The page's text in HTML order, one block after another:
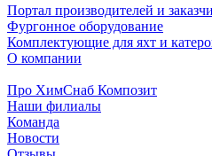
Портал производителей и
Фургонное оборудование
Комплектующие для яхт и
О компании
Про ХимСнаб Композит
Наши филиалы
Команда
Новости